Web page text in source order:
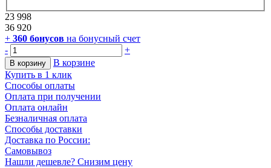
23 998
36 920
+ 360 бонусов на бонусный счет
-
+
В корзину
В корзине
Купить в 1 клик
Способы оплаты
Оплата при получении
Оплата онлайн
Безналичная оплата
Способы доставки
Доставка по России:
Самовывоз
Нашли дешевле? Снизим цену